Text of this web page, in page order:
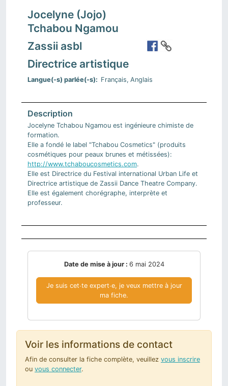
Jocelyne (Jojo)
Tchabou Ngamou
Zassii asbl
Directrice artistique
Langue(-s) parlée(-s) Français Anglais
Jocelyne Tchabou Ngamou est ingénieure chimiste de
formation.
Elle a fondé le label "Tchabou Cosmetics" (produits
cosmétiques pour peaux brunes et métissées):
http://www.tchaboucosmetics.com.
Elle est Directrice du Festival international Urban Life et
Directrice artistique de Zassii Dance Theatre Company.
Elle est également chorégraphe, interprète et
professeur.
Date de mise à jour : 6 mai 2024
Je suis cet∙te expert∙e, je veux mettre à jour
ma fiche.
Voir les informations de contact
Afin de consulter la fiche complète, veuillez vous inscrire
ou vous connecter.